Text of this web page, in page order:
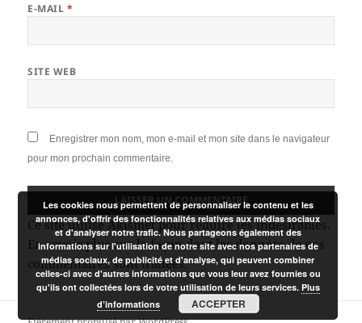
E-MAIL *
SITE WEB
Enregistrer mon nom, mon e-mail et mon site dans le navigateur
pour mon prochain commentaire.
Ce site utilise Akismet pour réduire les indésirables.
En savoir plus sur la façon dont les données de vos
commentaires sont traitées.
Les cookies nous permettent de personnaliser le contenu et les
annonces, d'offrir des fonctionnalités relatives aux médias sociaux
et d'analyser notre trafic. Nous partageons également des
informations sur l'utilisation de notre site avec nos partenaires de
médias sociaux, de publicité et d'analyse, qui peuvent combiner
celles-ci avec d'autres informations que vous leur avez fournies ou
qu'ils ont collectées lors de votre utilisation de leurs services. Plus
d’informations
ACCEPTER